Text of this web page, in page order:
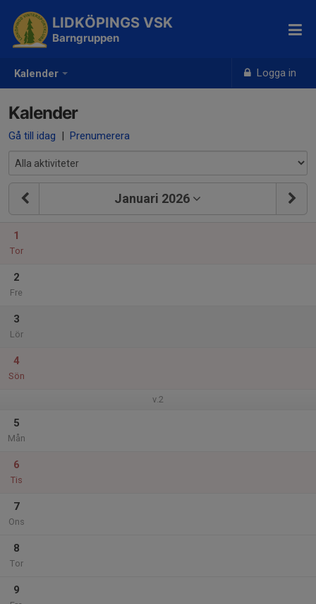
Kalender Logga in
LIDKÖPINGS VSK
Barngruppen
Kalender
Gå till idag | Prenumerera
Januari 2026
1
Tor
2
Fre
3
Lör
4
Sön
v.2
5
Mån
6
Tis
7
Ons
8
Tor
9